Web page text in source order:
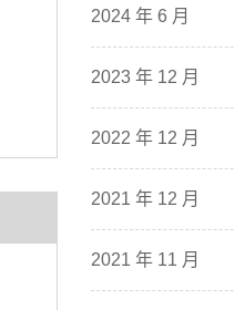
2024 年 6 月
2023 年 12 月
2022 年 12 月
2021 年 12 月
2021 年 11 月